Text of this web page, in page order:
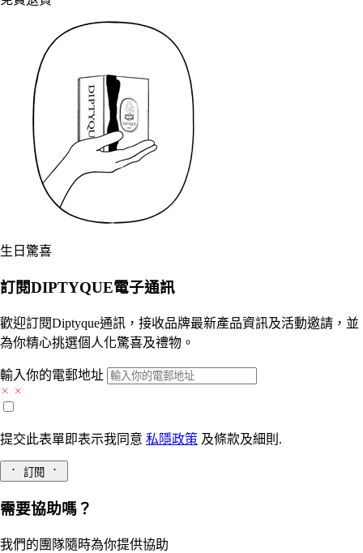
生日驚喜
訂閱DIPTYQUE電子通訊
歡迎訂閱Diptyque通訊，接收品牌最新產品資訊及活動邀請，並
為你精心挑選個人化驚喜及禮物。
輸入你的電郵地址
提交此表單即表示我同意 私隱政策 及條款及細則.
訂閱
需要協助嗎？
我們的團隊隨時為你提供協助